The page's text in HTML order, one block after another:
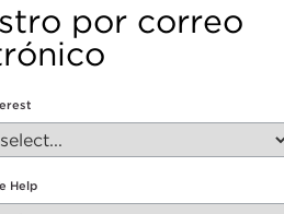
por correo
Help